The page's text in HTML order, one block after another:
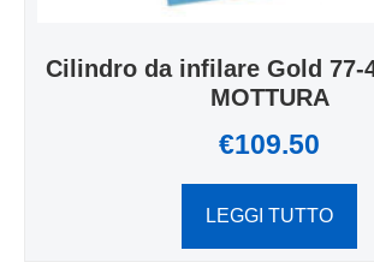
Cilindro da infilare Gold 77-
MOTTURA
€109.50
LEGGI TUTTO